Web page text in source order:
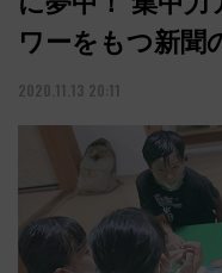
ワーをもつ新聞
2020.11.13 20:11